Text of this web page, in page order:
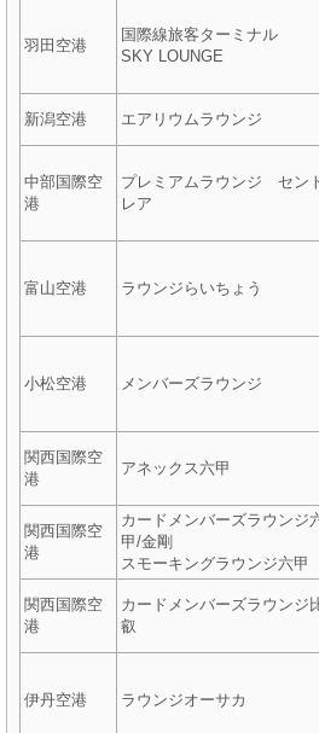
羽田空港
国際線旅客ターミナル
SKY LOUNGE
新潟空港 エアリウムラウンジ
中部国際空
港
プレミアムラウンジ セン
レア
富山空港 ラウンジらいちょう
小松空港 メンバーズラウンジ
関西国際空
港
アネックス六甲
関西国際空
港
カードメンバーズラウンジ
甲/金剛
スモーキングラウンジ六甲
関西国際空
港
カードメンバーズラウンジ
叡
伊丹空港 ラウンジオーサカ